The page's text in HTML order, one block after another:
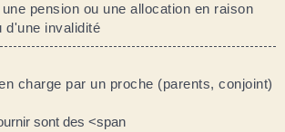
pension ou une allocation en raison
d'une invalidité
charge par un proche (parents, conjoint)
sont des <span